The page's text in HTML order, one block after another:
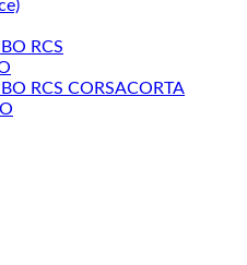
RCS
RCS CORSACORTA